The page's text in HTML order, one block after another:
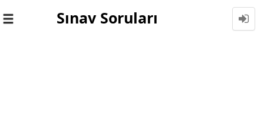
Toggle
Sınav Soruları